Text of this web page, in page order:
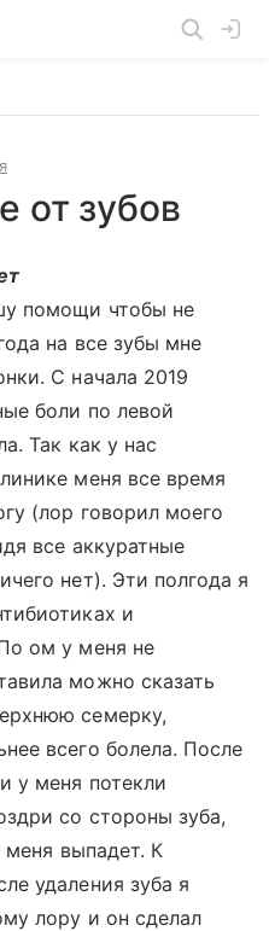
от зубов
помощи чтобы не
на все зубы мне
С начала 2019
боли по левой
Так как у нас
меня все время
(лор говорил моего
все аккуратные
нет). Эти полгода я
и
ом у меня не
можно сказать
семерку,
всего болела. После
у меня потекли
со стороны зуба,
меня выпадет. К
удаления зуба я
лору и он сделал